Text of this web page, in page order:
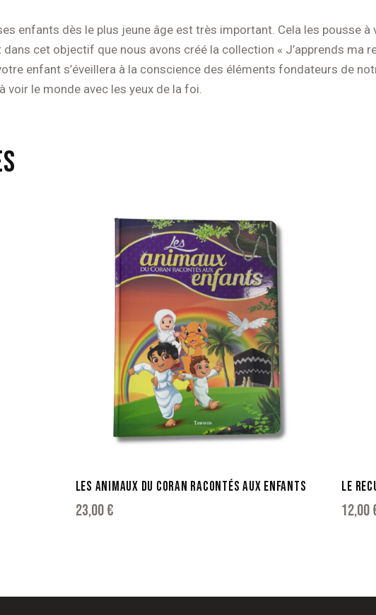
enfants dès le plus jeune âge est très important. Cela les pousse à
cet objectif que nous avons créé la collection « J’apprends ma
enfant s’éveillera à la conscience des éléments fondateurs de
voir le monde avec les yeux de la foi.
LES ANIMAUX DU CORAN RACONTÉS AUX ENFANTS
23,00€
LE
12,00